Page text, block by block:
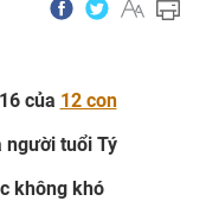
của 12 con
tuổi Tý
không khó